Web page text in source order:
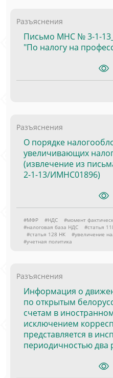
Разъяснения
Письмо МНС № 3-1-
"По налогу на
Разъяснения
О порядке
увеличивающих
(извлечение из
2-1-13/ИМНС01896)
#МФР #НДС
#момент
#налоговая база НДС
#статья
#статья 128 НК
#увеличение
#учетная политика
Разъяснения
Информация о
по открытым
счетам в
исключением
представляется в
периодичностью два